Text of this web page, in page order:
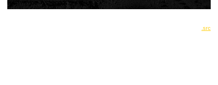
.src